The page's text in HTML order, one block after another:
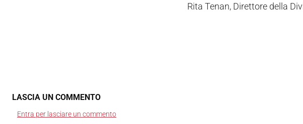
Rita Tenan, Direttore della
LASCIA UN COMMENTO
Entra per lasciare un commento